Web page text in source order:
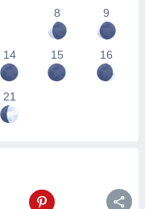
8
9
14 15 16
21